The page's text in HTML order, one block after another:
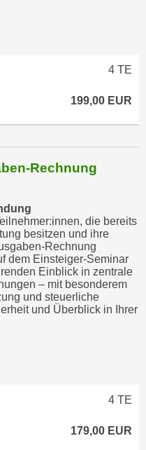
4 TE
199,00 EUR
Rechnung
die bereits
besitzen und ihre
Rechnung
dem Einsteiger-Seminar
Einblick in zentrale
– mit besonderem
und steuerliche
und Überblick in Ihrer
4 TE
179,00 EUR